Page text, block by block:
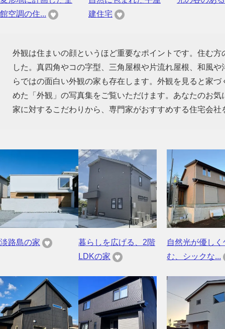
館空調の住...
建住宅
外観は住まいの顔というほど重要なポイントです。住む
した。真四角やコの字型、三角屋根や片流れ屋根、和風
らではの面白い外観の家も存在します。外観を見ると家
めた「外観」の写真集をご覧いただけます。あなたのお
家に対するこだわりから、専門家がおすすめする住宅会社
淡路島の家
暮らしを広げる、2階
LDKの家
自然光が優しく
む、シックな...